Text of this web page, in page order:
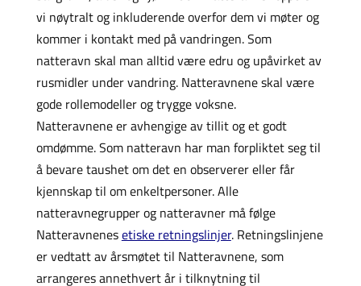
vi nøytralt og inkluderende overfor dem vi møter og
kommer i kontakt med på vandringen. Som
natteravn skal man alltid være edru og upåvirket av
rusmidler under vandring. Natteravnene skal være
gode rollemodeller og trygge voksne.
Natteravnene er avhengige av tillit og et godt
omdømme. Som natteravn har man forpliktet seg til
å bevare taushet om det en observerer eller får
kjennskap til om enkeltpersoner. Alle
natteravnegrupper og natteravner må følge
Natteravnenesetiske retningslinjer. Retningslinjene
er vedtatt av årsmøtet til Natteravnene, som
arrangeres annethvert år i tilknytning til